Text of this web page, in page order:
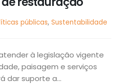
públicas, Sustentabilidade
à legislação vigente
paisagem e serviços
dar suporte a...